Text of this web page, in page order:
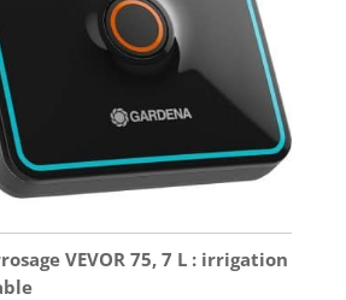
VEVOR 75, 7 L : irrigation